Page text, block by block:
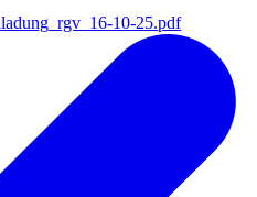
10-25.pdf